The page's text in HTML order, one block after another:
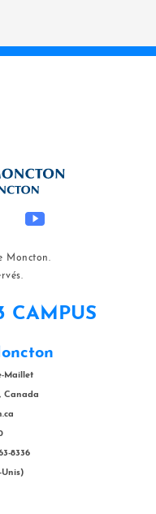
Moncton.
CAMPUS
Maillet
Canada
8336